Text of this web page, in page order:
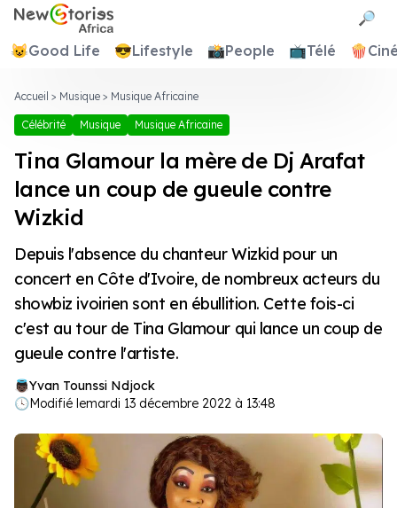
Newstories Africa
🔎
😺Good Life 😎Lifestyle 📸People 📺Télé 🍿
Accueil > Musique > Musique Africaine
Célébrité Musique Musique Africaine
Tina Glamour la mère de Dj Arafat
lance un coup de gueule contre
Wizkid
Depuis l'absence du chanteur Wizkid pour un
concert en Côte d'Ivoire, de nombreux acteurs du
showbiz ivoirien sont en ébullition. Cette fois-ci
c'est au tour de Tina Glamour qui lance un coup de
gueule contre l'artiste.
Yvan Tounssi Ndjock
🕓Modifié lemardi 13 décembre 2022 à 13:48